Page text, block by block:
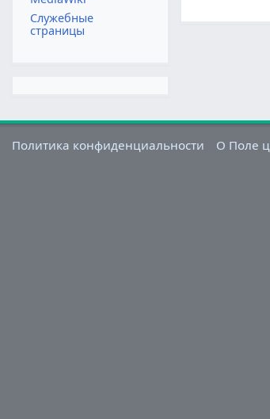
Служебные
страницы
Политика конфиденциальности О Поле